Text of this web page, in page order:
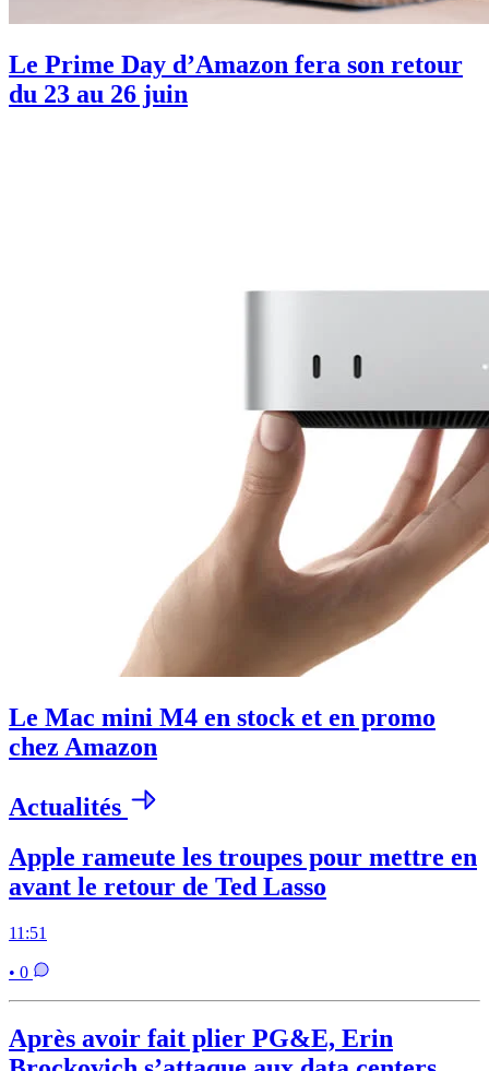
Le Prime Day d’Amazon fera son retour
du 23 au 26 juin
Le Mac mini M4 en stock et en promo
chez Amazon
Actualités
Apple rameute les troupes pour mettre en
avant le retour de Ted Lasso
11:51
• 0
Après avoir fait plier PG&E, Erin